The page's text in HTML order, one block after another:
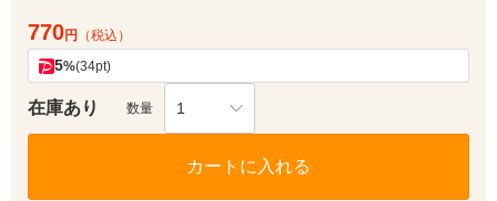
770円 （税込）
5%(34pt)
在庫あり 数量 1
カートに入れる